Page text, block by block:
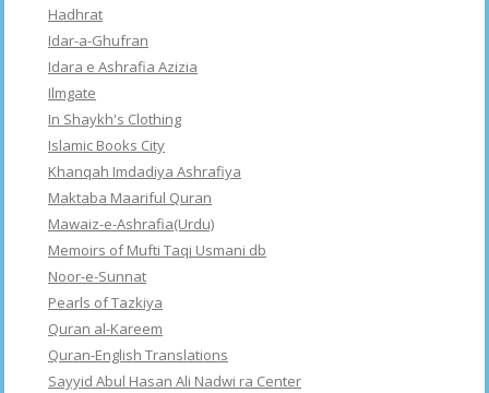
Hadhrat
Idar-a-Ghufran
Idara e Ashrafia Azizia
Ilmgate
In Shaykh's Clothing
Islamic Books City
Khanqah Imdadiya Ashrafiya
Maktaba Maariful Quran
Mawaiz-e-Ashrafia(Urdu)
Memoirs of Mufti Taqi Usmani db
Noor-e-Sunnat
Pearls of Tazkiya
Quran al-Kareem
Quran-English Translations
Sayyid Abul Hasan Ali Nadwi ra Center